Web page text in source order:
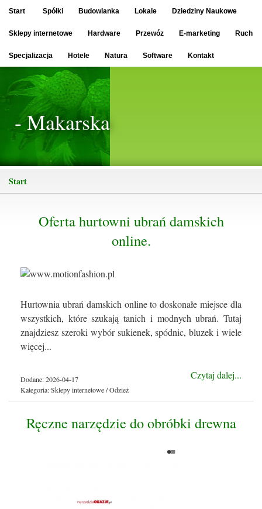
Start Spółki Budowlanka Lokale Dziedziny Naukowe
Sklepy internetowe Hardware Przewóz E-marketing Ruch
Specjalizacja Hotele Natura Software Kontakt
- Makarska
Start
Oferta hurtowni ubrań damskich
online.
Hurtownia ubrań damskich online to doskonałe miejsce dla
wszystkich, które szukają tanich i modnych ubrań. Tutaj
znajdziesz szeroki wybór sukienek, spódnic, bluzek i wiele
więcej...
Czytaj dalej...
Dodane: 2026-04-17
Kategoria: Sklepy internetowe / Odzież
Ręczne narzędzie do obróbki drewna